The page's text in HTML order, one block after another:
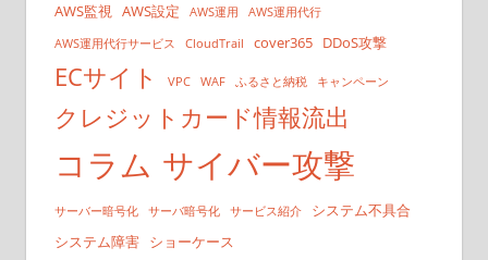
AWS監視 AWS設定 AWS運用 AWS運用代行
AWS運用代行サービス CloudTrail cover365 DDoS攻撃
ECサイト VPC WAF ふるさと納税 キャンペーン
クレジットカード情報流出
コラム サイバー攻撃
サーバー暗号化 サーバ暗号化 サービス紹介
システム不具合
システム障害 ショーケース